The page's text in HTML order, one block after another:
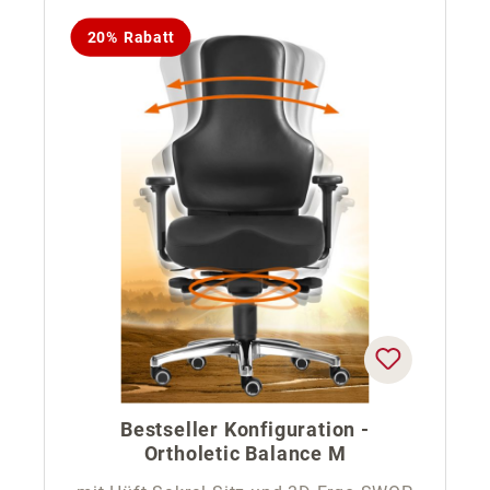
20% Rabatt
Bestseller Konfiguration -
Ortholetic Balance M